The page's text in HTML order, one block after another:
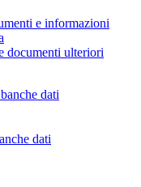
e informazioni
documenti ulteriori
dati
dati